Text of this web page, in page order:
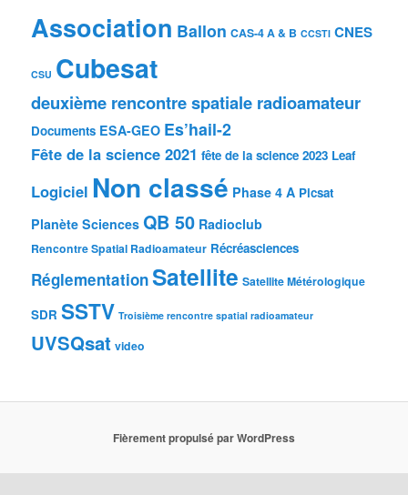
Association Ballon CAS-4 A & B CCSTI CNES
CSU Cubesat
deuxième rencontre spatiale radioamateur
Documents ESA-GEO Es’hail-2
Fête de la science 2021 fête de la science 2023 Leaf
Logiciel Non classé Phase 4 A Picsat
Planète Sciences QB 50 Radioclub
Rencontre Spatial Radioamateur Récréasciences
RéglementationSatellite Satellite Métérologique
SDR SSTV Troisième rencontre spatial radioamateur
UVSQsat video
Fièrement propulsé par WordPress